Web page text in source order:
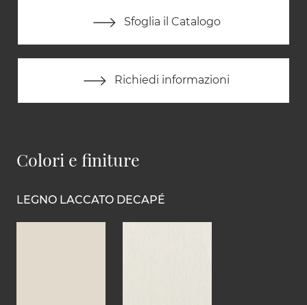
Sfoglia il Catalogo
Richiedi informazioni
Colori e finiture
LEGNO LACCATO DECAPÉ